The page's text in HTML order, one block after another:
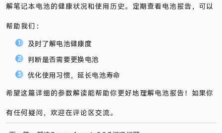
解笔记本电池的健康状况和使用历史。定期查看电池报告，可以
帮助我们：
及时了解电池健康度
判断是否需要更换电池
优化使用习惯，延长电池寿命
希望这篇详细的参数解读能帮助你更好地理解电池报告！如果你
有任何疑问，欢迎在评论区交流。